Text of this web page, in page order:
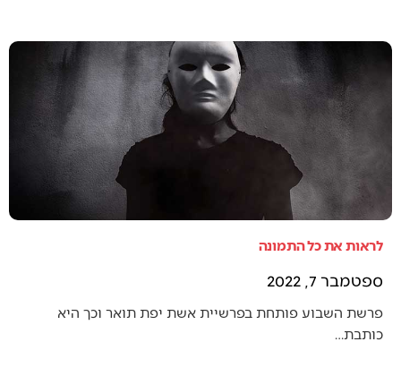
לראות את כל התמונה
ספטמבר 7, 2022
פרשת השבוע פותחת בפרשיית אשת יפת תואר וכך היא
כותבת…